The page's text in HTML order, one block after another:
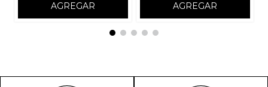
AGREGAR AGREGAR